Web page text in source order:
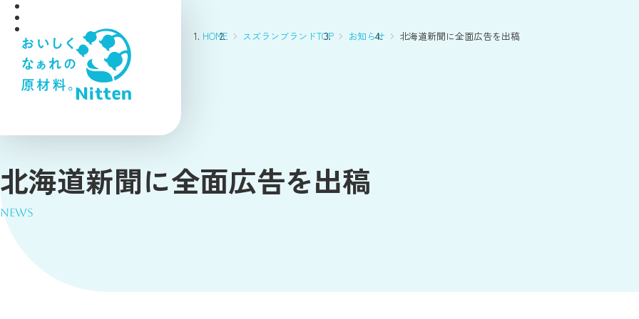
北海道新聞に全面広告を出稿
NEWS
HOME スズランブランドTOP お知らせ 北海道新聞に全面広告を出稿